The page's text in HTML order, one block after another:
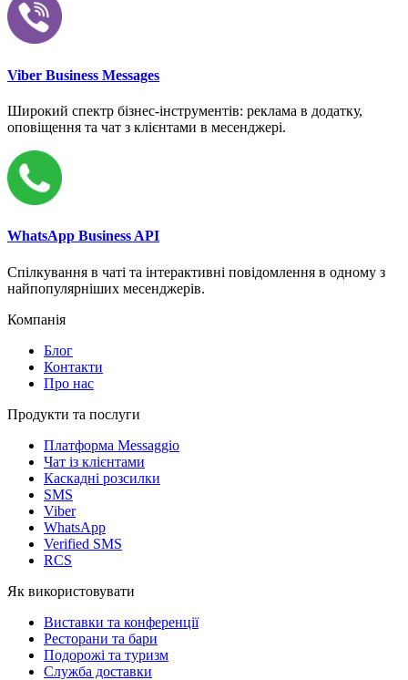
Viber Business Messages
Широкий спектр бізнес-інструментів: реклама в додатку,
оповіщення та чат з клієнтами в месенджері.
WhatsApp Business API
Спілкування в чаті та інтерактивні повідомлення в одному з
найпопулярніших месенджерів.
Компанія
Блог
Контакти
Про нас
Продукти та послуги
Платформа Messaggio
Чат із клієнтами
Каскадні розсилки
SMS
Viber
WhatsApp
Verified SMS
RCS
Як використовувати
Виставки та конференції
Ресторани та бари
Подорожі та туризм
Служба доставки